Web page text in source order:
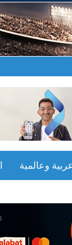
عربية وعالمية